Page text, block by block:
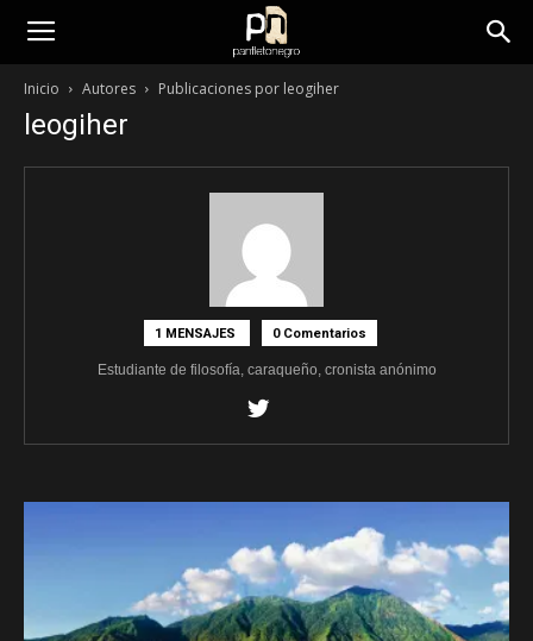
panfletonegro
Inicio Autores Publicaciones por leogiher
leogiher
1 MENSAJES 0 Comentarios
Estudiante de filosofía, caraqueño, cronista anónimo